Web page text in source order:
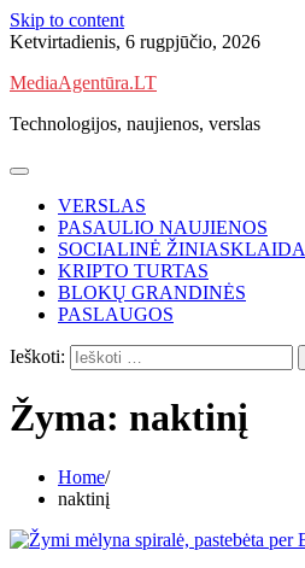
Skip to content
Ketvirtadienis, 6 rugpjūčio, 2026
MediaAgentūra.LT
Technologijos, naujienos, verslas
VERSLAS
PASAULIO NAUJIENOS
SOCIALINĖ ŽINIASKLAIDA
KRIPTO TURTAS
BLOKŲ GRANDINĖS
PASLAUGOS
Ieškoti:
Žyma: naktinį
Home
naktinį